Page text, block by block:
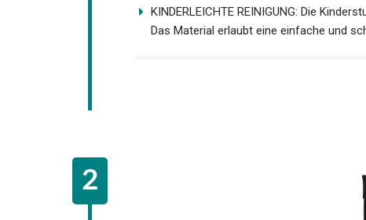
KINDERLEICHTE REINIGUNG: Die
Das Material erlaubt eine einfache und